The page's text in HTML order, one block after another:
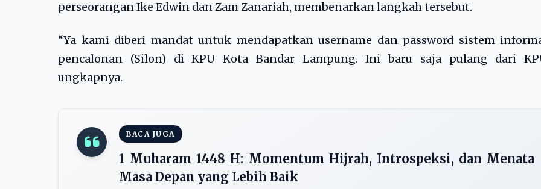
perseorangan Ike Edwin dan Zam Zanariah, membenarkan langkah tersebut.
“Ya kami diberi mandat untuk mendapatkan username dan password sistem
pencalonan (Silon) di KPU Kota Bandar Lampung. Ini baru saja pulang dari
ungkapnya.
BACA JUGA
1 Muharam 1448 H: Momentum Hijrah, Introspeksi, dan Menata
Masa Depan yang Lebih Baik